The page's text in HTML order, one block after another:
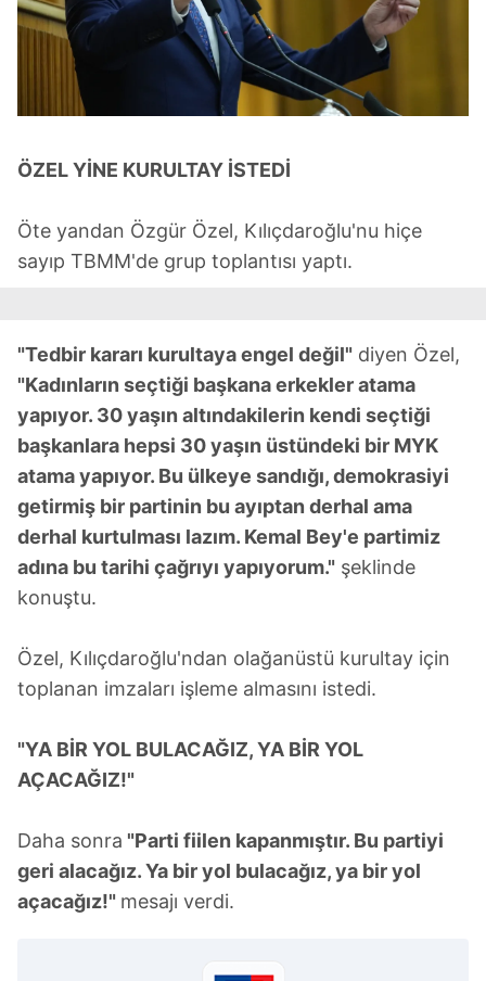
ÖZEL YİNE KURULTAY İSTEDİ
Öte yandan Özgür Özel, Kılıçdaroğlu'nu hiçe
sayıp TBMM'de grup toplantısı yaptı.
"Tedbir kararı kurultaya engel değil" diyen Özel,
"Kadınların seçtiği başkana erkekler atama
yapıyor. 30 yaşın altındakilerin kendi seçtiği
başkanlara hepsi 30 yaşın üstündeki bir MYK
atama yapıyor. Bu ülkeye sandığı, demokrasiyi
getirmiş bir partinin bu ayıptan derhal ama
derhal kurtulması lazım. Kemal Bey'e partimiz
adına bu tarihi çağrıyı yapıyorum." şeklinde
konuştu.
Özel, Kılıçdaroğlu'ndan olağanüstü kurultay için
toplanan imzaları işleme almasını istedi.
"YA BİR YOL BULACAĞIZ, YA BİR YOL
AÇACAĞIZ!"
Daha sonra "Parti fiilen kapanmıştır. Bu partiyi
geri alacağız. Ya bir yol bulacağız, ya bir yol
açacağız!" mesajı verdi.